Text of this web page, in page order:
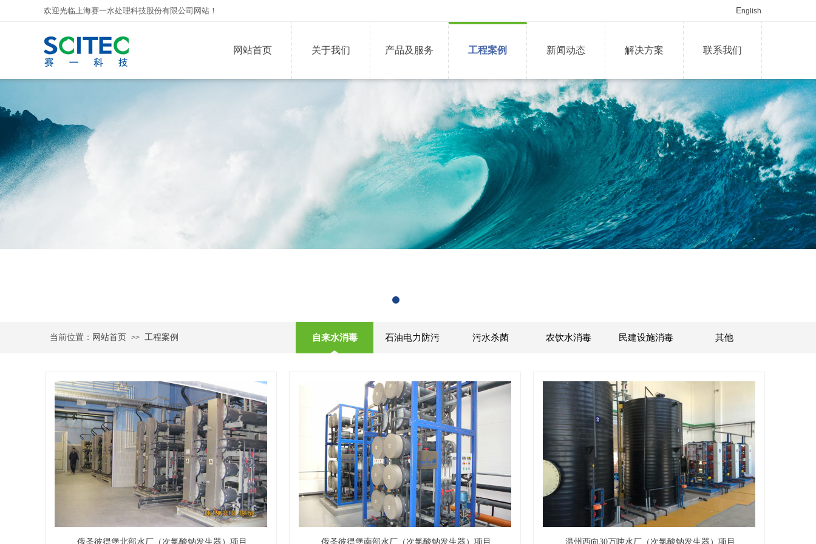
欢迎光临上海赛一水处理科技股份有限公司网站！ English
网站首页 关于我们 产品及服务 工程案例 新闻动态 解决方案 联系我们
网站首页 >> 工程案例
当前位置： 自来水消毒 石油电力防污 污水杀菌 农饮水消毒 民建设施消毒 其他
俄圣彼得堡北部水厂（次氯酸钠发生器）项目 俄圣彼得堡南部水厂（次氯酸钠发生器）项目 温州西向30万吨水厂（次氯酸钠发生器）项目